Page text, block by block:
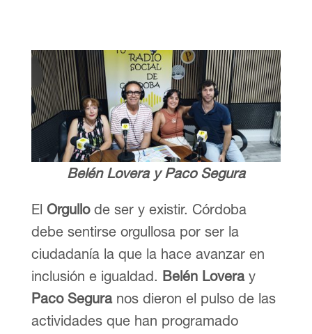
Belén LoverayPaco Segura
El Orgullode ser y existir. Córdoba
debe sentirse orgullosa por ser la
ciudadanía la que la hace avanzar en
inclusión e igualdad. Belén Loveray
Paco Seguranos dieron el pulso de las
actividades que han programado